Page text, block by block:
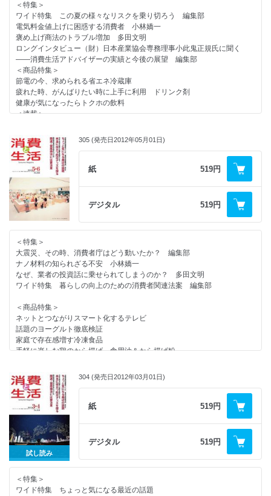
ｃｉｎｅｍａ １１月１２月公開の作品
ＢＯＯＫＳＴＡＬＬ
読者の広場
処分業者の手口を知る
羅針盤・編集後記
＜消費者情報＞
日本最大の電子出版見本市／加工食品の栄養表示義務化へ／ＰＬオンブズ
会議報告会／
生食の食中毒をテーマに学習会／訪問買い取りは不招請勧誘禁止／「さお
だけ屋」の著者が講演／
消費者教育シンポジウム開催
＜話題＞
新顔も登場！特Ａ米に変動あり（日本穀物検定協会）
家庭で手軽に本格的なおいしさを ニッスイ秋冬新製品
商品・サービスを活用して豊かな老後
新消臭加工繊維（シキボウ）／２つの新型補聴器を発売（ＮＪＨ）
前向きな生活をサポート 大人用紙おむつ（白十字）
イキイキした生活の提供をめざす有料老人ホーム「スーパーコート」
安全で快適な水まわり キッチン・バスルーム ７８
介護分野でも活躍するＳＥＫマークの繊維製品（繊維評価技術協議会）
住宅めぐり 都市の快適な二世帯住宅（ミサワホーム）
環境負荷を低減させるリサイクルをめざす
リサイクルの現場 第５回 ペットボトル
９８％が空気で省資源 発泡スチロール
電気メーターも定期健康診断を受けている？（日本電気計器検定所）
暮らしの商品情報 おいしい玉子どうふ／マイジンジャースティック
他
＜特集＞
ワイド特集 この夏の様々なリスクを乗り切ろう 編集部
電気料金値上げに困惑する消費者 小林嬌一
褒め上げ商法のトラブル増加 多田文明
ロングインタビュー（財）日本産業協会専務理事小此鬼正規氏に聞く
――消費生活アドバイザーの実績と今後の展望 編集部
＜商品特集＞
節電の今、求められる省エネ冷蔵庫
疲れた時、がんばりたい時に上手に利用 ドリンク剤
健康が気になったらトクホの飲料
＜連載＞
コンシューマー・アイ 手軽で身近なラジオ 柳井惠子
消費者問題なう アンチエイジングの村 猪瀬聖
New York Now ③ 時代の寵児：ＤＯＯＨ 楓セビル
よむ 日本再生の芽生えを読む 早川克巳
消費者センターめぐり １６６ 消費者庁越境消費者センター
私たちの国の財政どうなっているの？ 連載②
リサイクルの現場 第４回 紙パック
＜消費者情報＞
震災と酪農業界の課題に挑む牧場／消費者月間シンポジウムを開催／復興
原発再稼働と料金値上げに反対／東電の電気料金１０％値上げへ／告発状
を送付する新手の架空請求／ＡＣＡＰ新理事長に佐分氏
＜話題＞
食品表示を知ることは食の安全確保の第一歩 食品表示検定
ビタミンＣをいつでも手軽においしく（ハウスウェルネスフーズ）
内部被ばく予防が期待される「りんごペクチン」（その2）
住宅めぐり 蓄電池を搭載し、電力自給率を高める住宅（積水化学工
業）
ミセスのＣＡＲ研究 ディーゼルエンジンを搭載したＳＵＶ
３・１１に保険会社はどう対応したか
２０年以上売れ続けているダイエット食品（サニーヘルス）
ガスと電気のハイブリッドでトップランナーの省エネ（リンナイ）
大豆が主原料のスナック菓子（大塚製薬）
熱中症対策・防災用品（ミドリ安全）
暮らしの商品情報 凍った泡が新しい生ビール／手軽にわが家の晩ごは
ん 他
ＢＯＯＫＳＴＡＬＬ
読者の広場
羅針盤・編集後記
305 (発売日2012年05月01日)
紙 519円
デジタル 519円
＜特集＞
大震災、その時、消費者庁はどう動いたか？ 編集部
ナノ材料の知られざる不安 小林嬌一
なぜ、業者の投資話に乗せられてしまうのか？ 多田文明
ワイド特集 暮らしの向上のための消費者関連法案 編集部
＜商品特集＞
ネットとつながりスマート化するテレビ
話題のヨーグルト徹底検証
家庭で存在感増す冷凍食品
手軽に楽しむ鶏のから揚げ 食用油＆から揚げ粉
今日から始める美白と美肌
＜連載＞
やぶにらみ社会学 １８３ 妙な居酒屋 葦村二郎
コンシューマー・アイ 夫の手料理 山口賀容子
消費者問題なう 買い物弱者 猪瀬聖
New York Now ② “ブランド・アンバサダー” 楓セビル
よむ お助けさまの愛と絆 聖書と愛猫の世界から 早川克巳
消費者センターめぐり １６５ 岡山市消費生活センター
リサイクルの現場 第３回 ガラスびん
試し読み
304 (発売日2012年03月01日)
紙 519円
デジタル 519円
＜特集＞
ワイド特集 ちょっと気になる最近の話題